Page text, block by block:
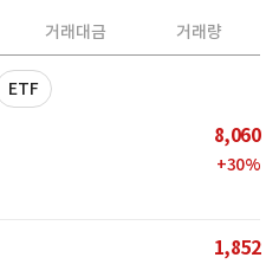
거래대금 거래량
ETF
8,060
+30%
1,852